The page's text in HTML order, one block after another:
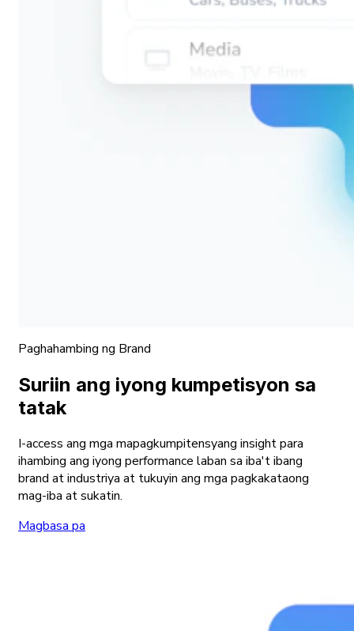
Paghahambing ng Brand
Suriin ang iyong kumpetisyon sa
tatak
I-access ang mga mapagkumpitensyang insight para
ihambing ang iyong performance laban sa iba't ibang
brand at industriya at tukuyin ang mga pagkakataong
mag-iba at sukatin.
Magbasa pa